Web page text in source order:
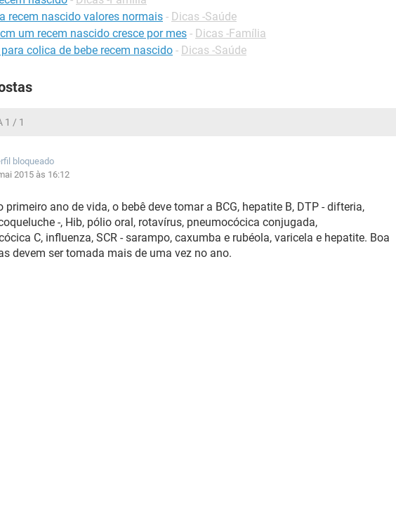
recem nascido valores normais - Dicas -Saúde
um recem nascido cresce por mes - Dicas -Família
colica de bebe recem nascido - Dicas -Saúde
1 / 1
bloqueado
2015 às 16:12
primeiro ano de vida, o bebê deve tomar a BCG, hepatite B, DTP - difteria,
-, Hib, pólio oral, rotavírus, pneumocócica conjugada,
C, influenza, SCR - sarampo, caxumba e rubéola, varicela e hepatite. Boa
devem ser tomada mais de uma vez no ano.